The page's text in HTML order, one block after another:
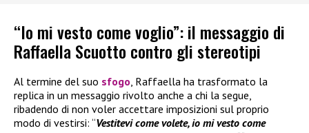
“Io mi vesto come voglio”: il messaggio di
Raffaella Scuotto contro gli stereotipi
Al termine del suo sfogo , Raffaella ha trasformato la
replica in un messaggio rivolto anche a chi la segue,
ribadendo di non voler accettare imposizioni sul proprio
modo di vestirsi: “Vestitevi come volete, io mi vesto come